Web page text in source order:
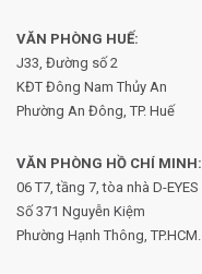
VĂN PHÒNG HUẾ:
J33, Đường số 2
KĐT Đông Nam Thủy An
Phường An Đông, TP. Huế
VĂN PHÒNG HỒ CHÍ MINH:
06 T7, tầng 7, tòa nhà D-EYES
Số 371 Nguyễn Kiệm
Phường Hạnh Thông, TP.HCM.